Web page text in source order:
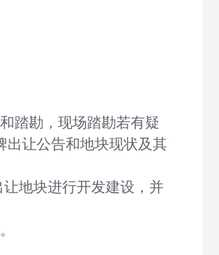
踏勘 ，现场踏勘若有疑
出让公告和地块现状及其
地块进行开发建设，并